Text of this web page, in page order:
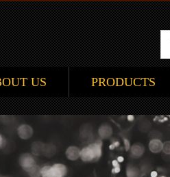
US PRODUCTS